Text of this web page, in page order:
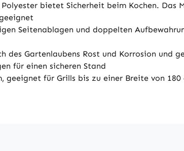
bietet Sicherheit beim Kochen. Das
Seitenablagen und doppelten
Gartenlaubens Rost und Korrosion und
für einen sicheren Stand
geeignet für Grills bis zu einer Breite von